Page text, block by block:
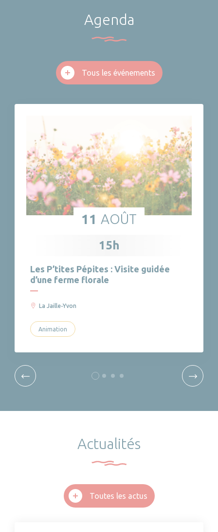
Agenda
Tous les événements
11 AOÛT
15h
Les P’tites Pépites : Visite guidée
d’une ferme florale
La Jaille-Yvon
Animation
Actualités
Toutes les actus